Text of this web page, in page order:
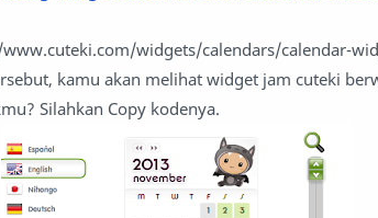
widgets/calendars/calendar-
kamu akan melihat widget jam cuteki
Silahkan Copy kodenya.